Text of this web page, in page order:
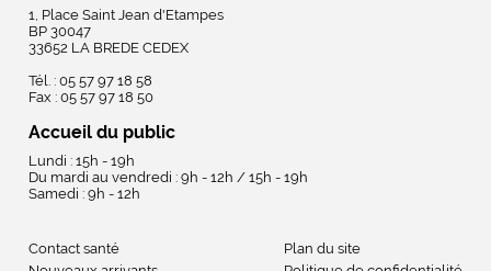
1, Place Saint Jean d'Etampes
BP 30047
33652 LA BREDE CEDEX
Tél. : 05 57 97 18 58
Fax : 05 57 97 18 50
Accueil du public
Lundi : 15h - 19h
Du mardi au vendredi : 9h - 12h / 15h - 19h
Samedi : 9h - 12h
Contact santé
Plan du site